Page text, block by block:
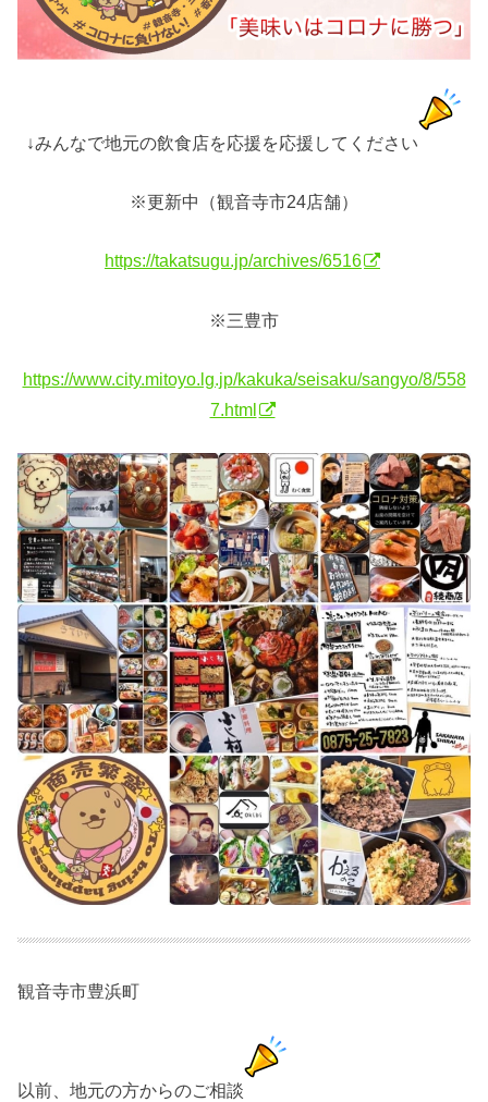
↓みんなで地元の飲食店を応援を応援してください
※更新中（観音寺市24店舗）
https://takatsugu.jp/archives/6516
※三豊市
https://www.city.mitoyo.lg.jp/kakuka/seisaku/sangyo/8/558
7.html
観音寺市豊浜町
以前、地元の方からのご相談